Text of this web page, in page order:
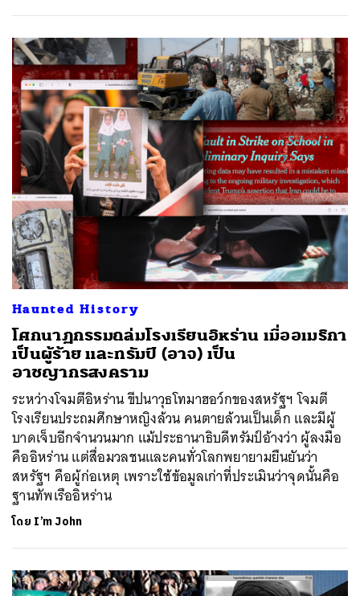
Haunted History
โศกนาฏกรรมถล่มโรงเรียนอิหร่าน เมื่ออเมริกา
เป็นผู้ร้าย และทรัมป์ (อาจ) เป็น
อาชญากรสงคราม
ระหว่างโจมตีอิหร่าน ขีปนาวุธโทมาฮอว์กของสหรัฐฯ โจมตี
โรงเรียนประถมศึกษาหญิงล้วน คนตายล้วนเป็นเด็ก และมีผู้
บาดเจ็บอีกจำนวนมาก แม้ประธานาธิบดีทรัมป์อ้างว่า ผู้ลงมือ
คืออิหร่าน แต่สื่อมวลชนและคนทั่วโลกพยายามยืนยันว่า
สหรัฐฯ คือผู้ก่อเหตุ เพราะใช้ข้อมูลเก่าที่ประเมินว่าจุดนั้นคือ
ฐานทัพเรืออิหร่าน
โดย I’m John